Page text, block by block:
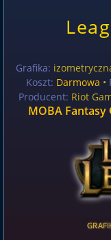
Grafika:
Koszt: Darmowa •
Producent: Riot
MOBA